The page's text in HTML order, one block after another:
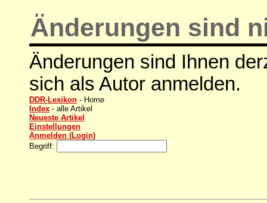
Änderungen sind
Änderungen sind Ihnen
sich als Autor anmelden.
DDR-Lexikon - Home
Index - alle Artikel
Neueste Artikel
Einstellungen
Anmelden (Login)
Begriff: